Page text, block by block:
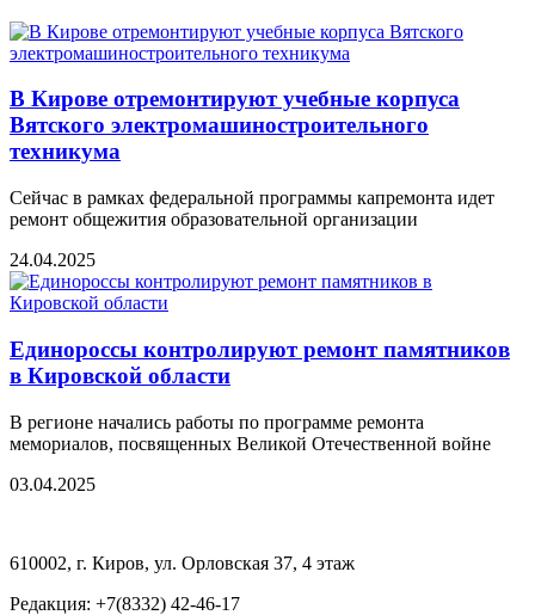
В Кирове отремонтируют учебные корпуса
Вятского электромашиностроительного
техникума
Сейчас в рамках федеральной программы капремонта идет
ремонт общежития образовательной организации
24.04.2025
Единороссы контролируют ремонт памятников
в Кировской области
В регионе начались работы по программе ремонта
мемориалов, посвященных Великой Отечественной войне
03.04.2025
610002, г. Киров, ул. Орловская 37, 4 этаж
Редакция: +7(8332) 42-46-17